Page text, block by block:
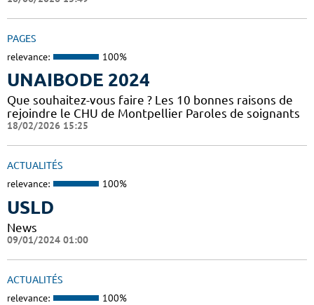
PAGES
relevance: 100%
UNAIBODE 2024
Que souhaitez-vous faire ? Les 10 bonnes raisons de
rejoindre le CHU de Montpellier Paroles de soignants
18/02/2026 15:25
ACTUALITÉS
relevance: 100%
USLD
News
09/01/2024 01:00
ACTUALITÉS
relevance: 100%